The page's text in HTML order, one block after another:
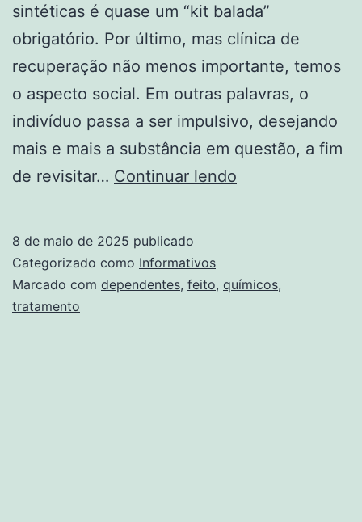
sintéticas é quase um “kit balada”
obrigatório. Por último, mas clínica de
recuperação não menos importante, temos
o aspecto social. Em outras palavras, o
indivíduo passa a ser impulsivo, desejando
mais e mais a substância em questão, a fim
de revisitar… Continuar lendo
tratamento
8 de maio de 2025 publicado
Categorizado como Informativos
Marcado com dependentes, feito, químicos,
tratamento